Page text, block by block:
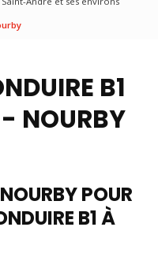
B1
NOURBY
POUR
B1 À